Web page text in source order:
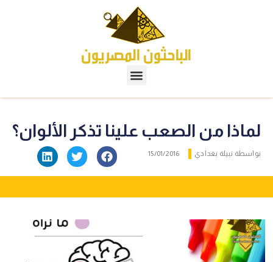
لماذا من الصعب علينا تذكر الألوان؟
بواسطة نبيلة بغدادي 15/01/2016